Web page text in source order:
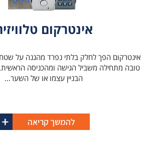
אינטרקום
אינטרקום הפך לחלק בלתי נפרד מהגנה על
טובה מתחילה משביל הגישה ומהכניסה
הבניין עצמו או של השער...
להמשך קריאה